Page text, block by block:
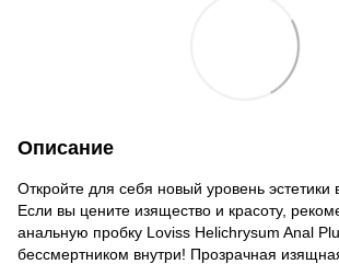
Описание
Откройте для себя новый уровень эстетики
Если вы цените изящество и красоту,
анальную пробку Loviss Helichrysum Anal
бессмертником внутри! Прозрачная